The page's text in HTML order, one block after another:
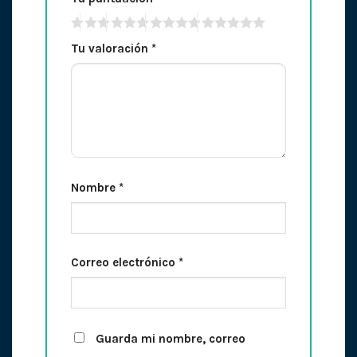
Tu valoración *
Nombre *
Correo electrónico *
Guarda mi nombre, correo